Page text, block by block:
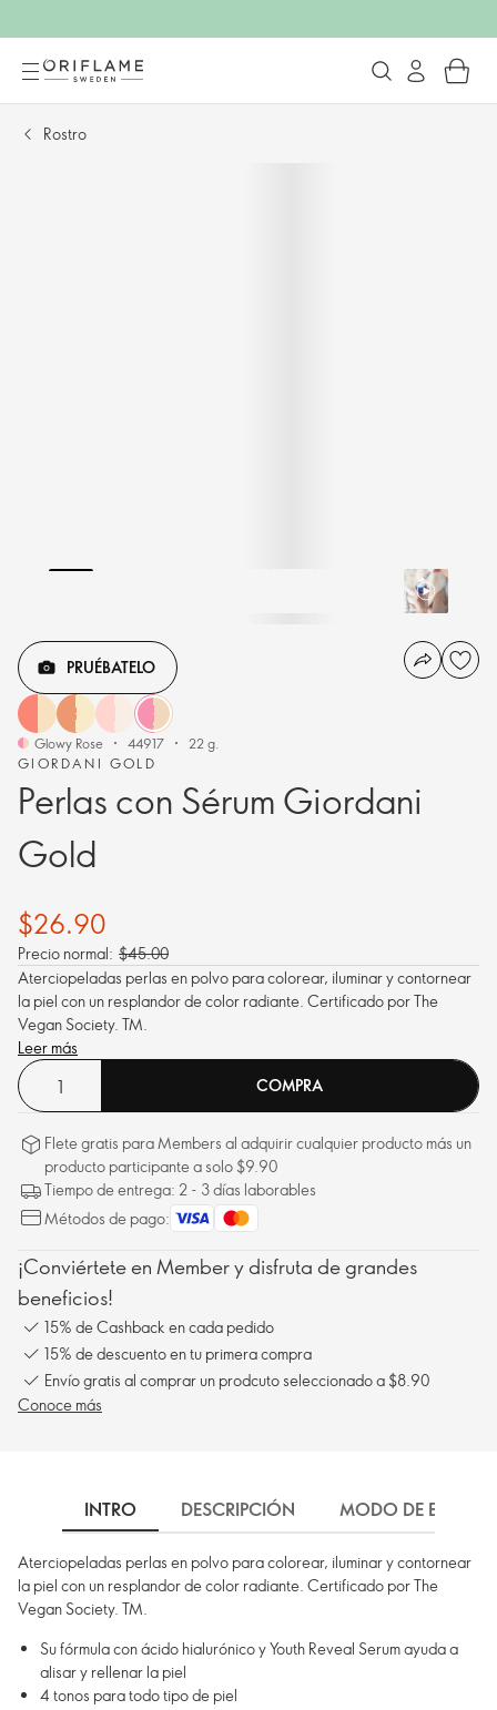
Rostro
GIORDANI GOLD
Perlas con Sérum Giordani
Gold
PRUÉBATELO
Glowy Rose 44917 22 g.
$26.90
Precio normal: $45.00
Aterciopeladas perlas en polvo para colorear, iluminar y contornear
la piel con un resplandor de color radiante. Certificado por The
Vegan Society. TM.
Leer más
COMPRA
Flete gratis para Members al adquirir cualquier producto más un
producto participante a solo $9.90
Tiempo de entrega: 2 - 3 días laborables
Métodos de pago:
¡Conviértete en Member y disfruta de grandes
beneficios!
15% de Cashback en cada pedido
15% de descuento en tu primera compra
Envío gratis al comprar un prodcuto seleccionado a $8.90
Conoce más
INTRO DESCRIPCIÓN MODO DE EMPLEO
Aterciopeladas perlas en polvo para colorear, iluminar y contornear
la piel con un resplandor de color radiante. Certificado por The
Vegan Society. TM.
Su fórmula con ácido hialurónico y Youth Reveal Serum ayuda a
alisar y rellenar la piel
4 tonos para todo tipo de piel